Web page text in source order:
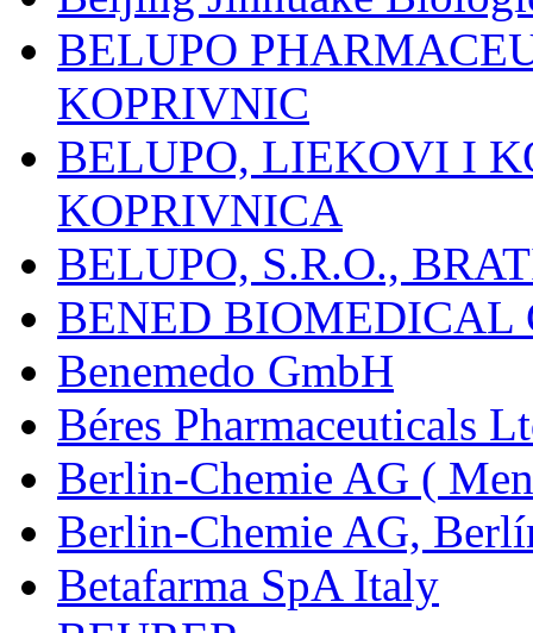
BELUPO
KOPRIVNIC
BELUPO, LIEKOVI I
KOPRIVNICA
BELUPO, S.R.O.,
BENED BIOMEDICAL
Benemedo GmbH
Béres Pharmaceuticals
Berlin-Chemie AG (
Berlin-Chemie AG,
Betafarma SpA Italy